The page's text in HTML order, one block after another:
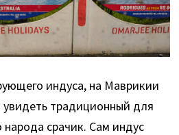
индуса, на Маврикии
традиционный для
народа срачик. Сам индус